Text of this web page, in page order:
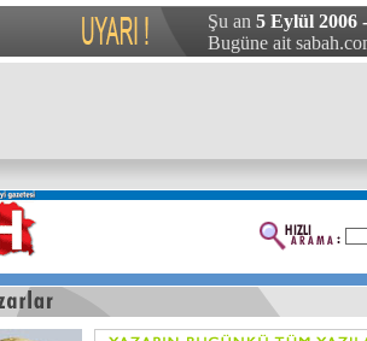
Şu an 5 Eylül 2006
Bugüne ait